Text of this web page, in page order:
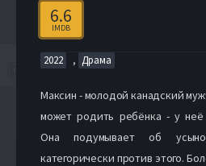
6.6
IMDB
2022 , Драма
Максин - молодой канадский
может родить ребёнка - у
Она подумывает об
категорически против этого.